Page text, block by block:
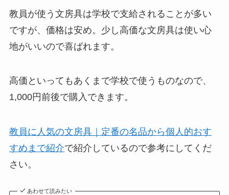
教員が使う文房具は学校で支給されることが多い
ですが、価格は安め。少し高価な文房具は使い心
地がいいので喜ばれます。
高価といってもあくまで学校で使うものなので、
1,000円前後で購入できます。
教員に人気の文房具｜定番の名品から個人的おす
すめまで紹介で紹介しているので参考にしてくだ
さい。
あわせて読みたい